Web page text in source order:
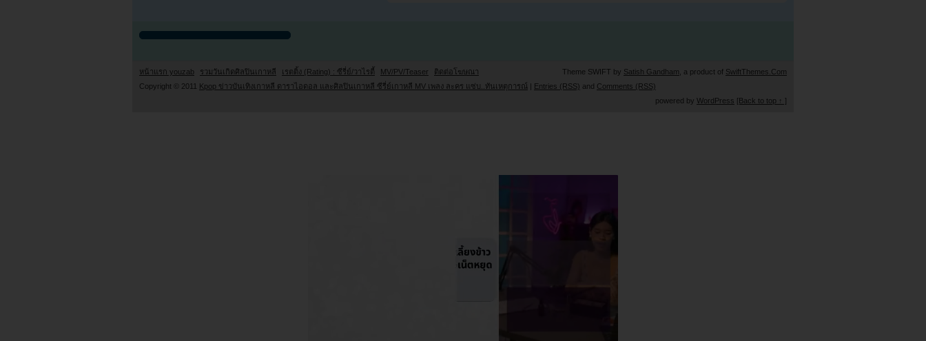
หน้าแรก youzab รวมวันเกิดศิลปินเกาหลี เรตติ้ง (Rating) : ซีรี่ย์/วาไรตี้ MV/PV/Teaser ติดต่อโฆษณา Theme SWIFT by Satish Gandham, a product of SwiftThemes.Com
Copyright © 2011 Kpop ข่าวบันเทิงเกาหลี ดาราไอดอล และศิลปินเกาหลี ซีรี่ย์เกาหลี MV เพลง ละคร แซ่บ..ทันเหตุการณ์ Entries (RSS) and Comments (RSS)
powered by WordPress [Back to top ↑ ]